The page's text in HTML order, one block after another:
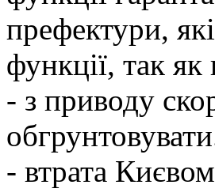
префектури,
функції, так
- з приводу
- втрата